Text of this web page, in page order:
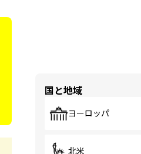
国と地域
ヨーロッパ
北米